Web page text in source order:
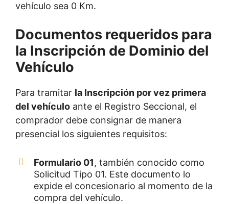
vehículo sea 0 Km.
Documentos requeridos para
la Inscripción de Dominio del
Vehículo
Para tramitar la Inscripción por vez primera
del vehículo ante el Registro Seccional, el
comprador debe consignar de manera
presencial los siguientes requisitos:
Formulario 01, también conocido como
Solicitud Tipo 01. Este documento lo
expide el concesionario al momento de la
compra del vehículo.